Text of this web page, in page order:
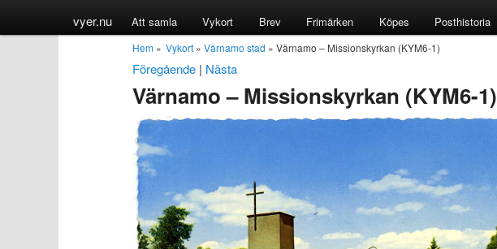
vyer.nu Att samla Vykort Brev Frimärken Köpes Posthistoria
Hem » Vykort » Värnamo stad » Värnamo – Missionskyrkan (KYM6-1)
Föregående | Nästa
Värnamo – Missionskyrkan (KYM6-1)